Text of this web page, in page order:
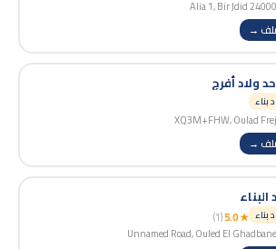
→
ولاد أفرج
بناء
→
بناء ★ 5.0
(1)